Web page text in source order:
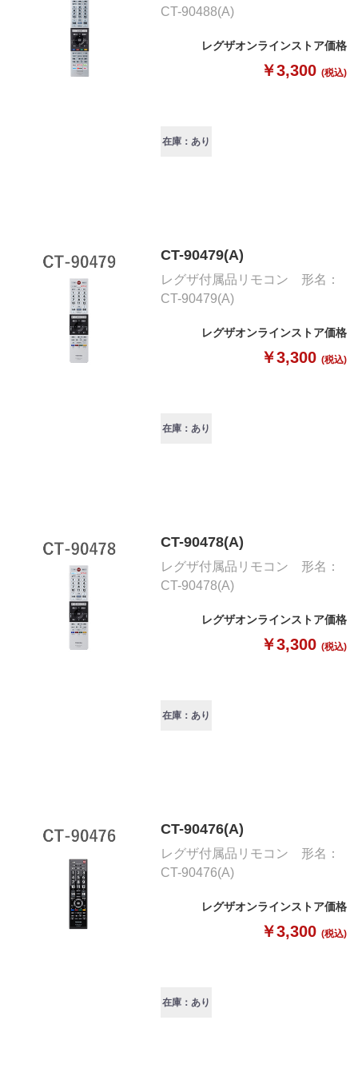
CT-90488(A)
レグザオンラインストア価格
￥3,300 (税込)
在庫：あり
CT-90479(A)
レグザ付属品リモコン 形名：
CT-90479(A)
レグザオンラインストア価格
￥3,300 (税込)
在庫：あり
CT-90478(A)
レグザ付属品リモコン 形名：
CT-90478(A)
レグザオンラインストア価格
￥3,300 (税込)
在庫：あり
CT-90476(A)
レグザ付属品リモコン 形名：
CT-90476(A)
レグザオンラインストア価格
￥3,300 (税込)
在庫：あり